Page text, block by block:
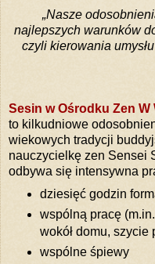
„Nasze
najlepszych warunków
czyli kierowania
Sesin w Ośrodku Zen W
to kilkudniowe
wiekowych tradycji
nauczycielkę zen Sensei
odbywa się intensywna
dziesięć godzin
wspólną pracę
wokół domu, szycie
wspólne śpiewy